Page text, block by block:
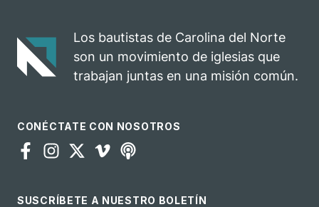
para el
ministerio
Los bautistas de Carolina del Norte
son un movimiento de iglesias que
trabajan juntas en una misión común.
CONÉCTATE CON NOSOTROS
SUSCRÍBETE A NUESTRO BOLETÍN